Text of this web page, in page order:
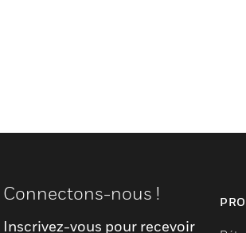
Connectons-nous !
Inscrivez-vous pour recevoir